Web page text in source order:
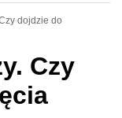
dojdzie do
Czy